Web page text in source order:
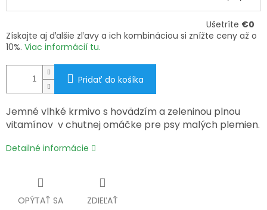
Ušetríte €0
Získajte aj ďalšie zľavy a ich kombináciou si znížte ceny až o
10%. Viac informácií tu.
Pridať do košíka
Jemné vlhké krmivo s hovädzím a zeleninou plnou
vitamínov v chutnej omáčke pre psy malých plemien.
Detailné informácie
OPÝTAŤ SA ZDIEĽAŤ